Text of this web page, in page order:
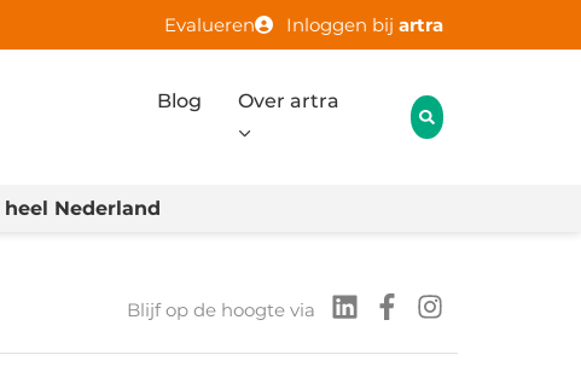
Evalueren Inloggen bij artra
Blog Over artra
heel Nederland
Blijf op de hoogte via